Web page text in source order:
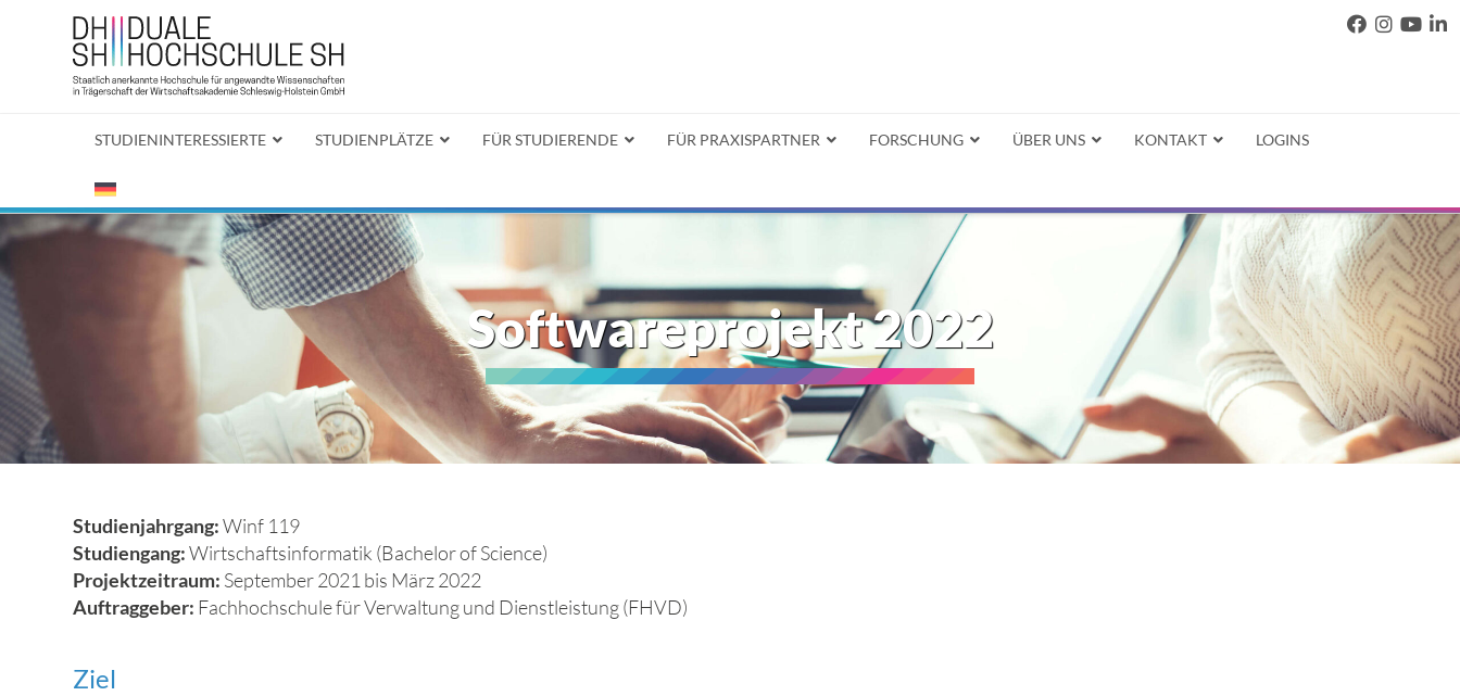
STUDIENINTERESSIERTE STUDIENPLÄTZE FÜR STUDIERENDE FÜR PRAXISPARTNER FORSCHUNG ÜBER UNS KONTAKT LOGINS
Softwareprojekt 2022
Studienjahrgang:Winf 119
Studiengang:Wirtschaftsinformatik (Bachelor of Science)
Projektzeitraum: September 2021 bis März 2022
Auftraggeber: Fachhochschule für Verwaltung und Dienstleistung (FHVD)
Ziel